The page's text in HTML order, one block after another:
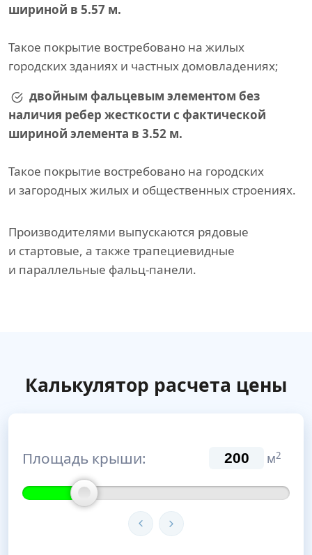
шириной в 5.57 м.
Такое покрытие востребовано на жилых
городских зданиях и частных домовладениях;
двойным фальцевым элементом без
наличия ребер жесткости с фактической
шириной элемента в 3.52 м.
Такое покрытие востребовано на городских
и загородных жилых и общественных строениях.
Производителями выпускаются рядовые
и стартовые, а также трапециевидные
и параллельные фальц-панели.
Калькулятор расчета цены
Площадь крыши: м2